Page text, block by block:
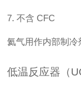
7. 不含 CFC
氦气用作内部制冷
低温反应器（